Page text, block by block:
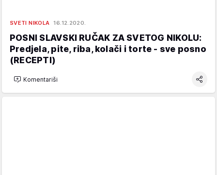
SVETI NIKOLA 16.12.2020.
POSNI SLAVSKI RUČAK ZA SVETOG NIKOLU:
Predjela, pite, riba, kolači i torte - sve posno
(RECEPTI)
Komentariši